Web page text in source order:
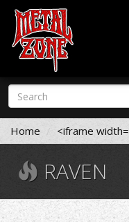
Skip
main
content
Search
form
Search
Home <iframe width=
RAVEN